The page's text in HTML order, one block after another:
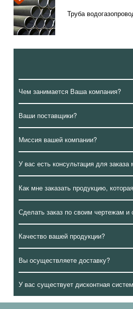
Труба
Чем занимается Ваша компания?
Ваши поставщики?
Миссия вашей компании?
У вас есть консультация для заказа
Как мне заказать продукцию,
Сделать заказ по своим чертежам и
Качество вашей продукции?
Вы осуществляете доставку?
У вас существует дисконтная